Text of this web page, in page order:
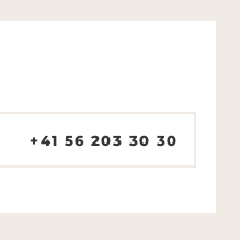
+41 56 203 30 30